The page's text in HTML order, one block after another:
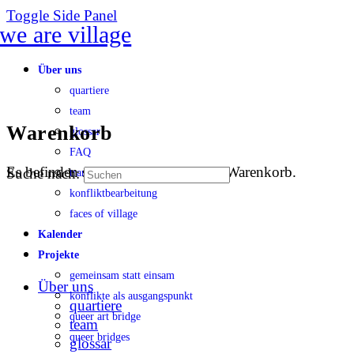
Toggle Side Panel
Über uns
quartiere
team
glossar
FAQ
transparenz
konfliktbearbeitung
faces of village
Kalender
Projekte
gemeinsam statt einsam
konflikte als ausgangspunkt
queer art bridge
queer bridges
Warenkorb
Es befinden sich keine Produkte im Warenkorb.
Suche nach:
Über uns
quartiere
team
glossar